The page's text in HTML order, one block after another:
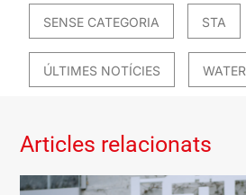
SENSE CATEGORIA STA
ÚLTIMES NOTÍCIES WATER
Articles relacionats